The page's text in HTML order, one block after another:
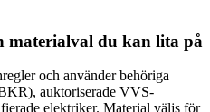
materialval du kan lita på
och använder behöriga
auktoriserade VVS-
elektriker. Material väljs för